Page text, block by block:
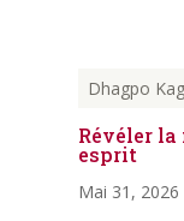
Dhagpo
Révéler
esprit
Mai 31, 2026